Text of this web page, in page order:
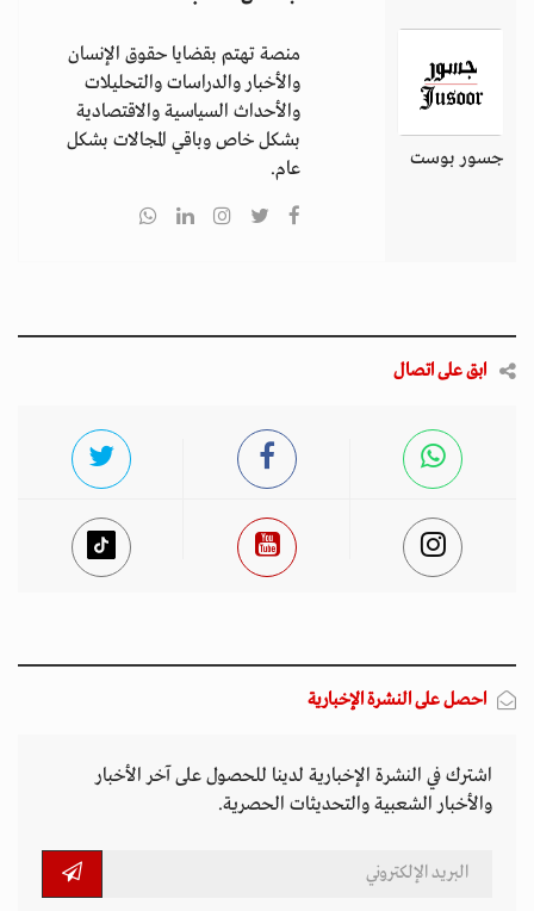
جسور بوست
منصة تهتم بقضايا حقوق الإنسان
والأخبار والدراسات والتحليلات
والأحداث السياسية والاقتصادية
بشكل خاص وباقي المجالات بشكل
عام.
ابق على اتصال
احصل على النشرة الإخبارية
اشترك في النشرة الإخبارية لدينا للحصول على آخر الأخبار
والأخبار الشعبية والتحديثات الحصرية.